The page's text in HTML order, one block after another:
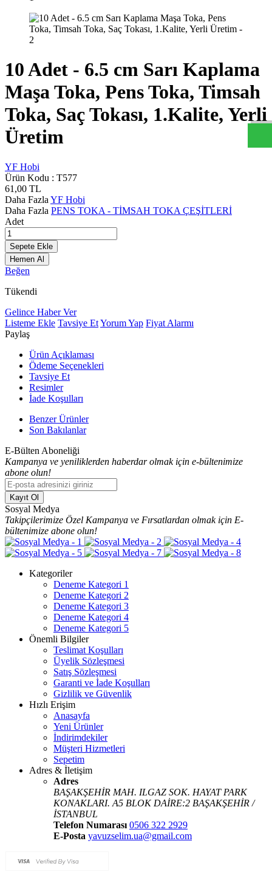
y
f
h
b
c
o
m
W
h
t
s
a
p
D
e
s
t
e
H
a
t
t
10 Adet - 6.5 cm Sarı Kaplama
Maşa Toka, Pens Toka, Timsah
Toka, Saç Tokası, 1.Kalite, Yerli
Üretim
YF Hobi
Ürün Kodu : T577
61,00 TL
Daha Fazla YF Hobi
Daha Fazla PENS TOKA - TİMSAH TOKA ÇEŞİTLERİ
Adet
Sepete Ekle
Hemen Al
Beğen
Tükendi
Gelince Haber Ver
Listeme Ekle Tavsiye EtYorum Yap Fiyat Alarmı
Paylaş
Ürün Açıklaması
Ödeme Seçenekleri
Tavsiye Et
Resimler
İade Koşulları
Benzer Ürünler
Son Bakılanlar
E-Bülten Aboneliği
Kampanya ve yeniliklerden haberdar olmak için e-bültenimize
abone olun!
Kayıt Ol
Sosyal Medya
Takipçilerimize Özel Kampanya ve Fırsatlardan olmak için E-
bültenimize abone olun!
Kategoriler
Deneme Kategori 1
Deneme Kategori 2
Deneme Kategori 3
Deneme Kategori 4
Deneme Kategori 5
Önemli Bilgiler
Teslimat Koşulları
Üyelik Sözleşmesi
Satış Sözleşmesi
Garanti ve İade Koşulları
Gizlilik ve Güvenlik
Hızlı Erişim
Anasayfa
Yeni Ürünler
İndirimdekiler
Müşteri Hizmetleri
Sepetim
Adres & İletişim
Adres
BAŞAKŞEHİR MAH. ILGAZ SOK. HAYAT PARK
KONAKLARI. A5 BLOK DAİRE:2 BAŞAKŞEHİR /
İSTANBUL
Telefon Numarası 0506 322 2929
E-Posta yavuzselim.ua@gmail.com